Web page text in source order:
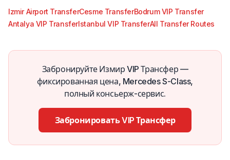
Izmir Airport TransferCesme TransferBodrum VIP Transfer
Antalya VIP TransferIstanbul VIP TransferAll Transfer Routes
Забронируйте Измир VIP Трансфер —
фиксированная цена, Mercedes S-Class,
полный консьерж-сервис.
Забронировать VIP Трансфер